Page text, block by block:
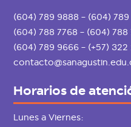
(604) 789 9888 – (604)
(604) 788 7768 – (604) 788
(604) 789 9666 – (+57) 322
Horarios de
Lunes a Viernes: